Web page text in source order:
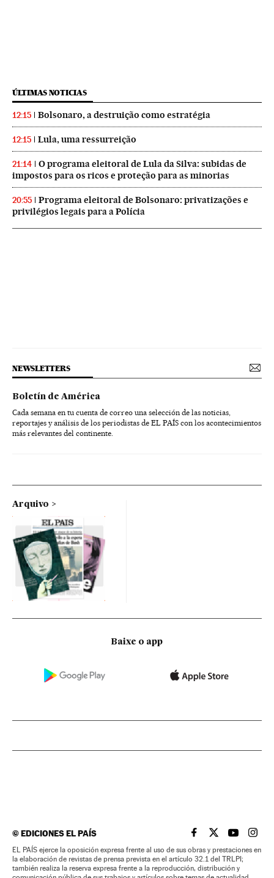
ÚLTIMAS NOTICIAS
12:15 Bolsonaro, a destruição como estratégia
12:15 Lula, uma ressurreição
21:14
O programa eleitoral de Lula da Silva: subidas de
impostos para os ricos e proteção para as minorias
20:55
Programa eleitoral de Bolsonaro: privatizações e
privilégios legais para a Polícia
NEWSLETTERS
Boletín de América
Cada semana en tu cuenta de correo una selección de las noticias,
reportajes y análisis de los periodistas de EL PAÍS con los acontecimientos
más relevantes del continente.
Arquivo
Baixe o app
©EDICIONES EL PAÍS EL PAÍS BRASIL EN
EL PAÍSEL PAÍS
EL
EL PAÍS ejerce la oposición expresa frente al uso de sus obras y prestaciones en
la elaboración de revistas de prensa prevista en el artículo 32.1 del TRLPI;
también realiza la reserva expresa frente a la reproducción, distribución y